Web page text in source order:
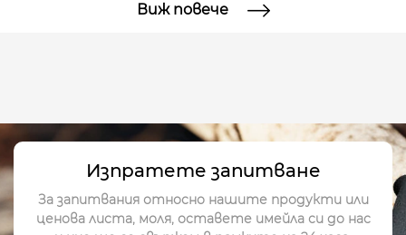
Виж повече
Изпратете запитване
За запитвания относно нашите продукти или
ценова листа, моля, оставете имейла си до нас